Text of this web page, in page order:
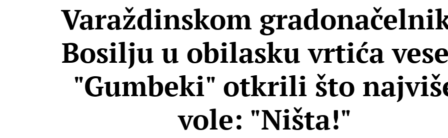
Varaždinskom
Bosilju u obilasku vrtića
"Gumbeki" otkrili što
vole: "Ništa!"